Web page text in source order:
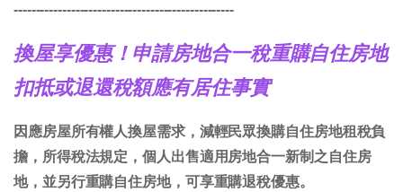
--------------------------------------------------
換屋享優惠！申請房地合一稅重購自住房地
扣抵或退還稅額應有居住事實
因應房屋所有權人換屋需求，減輕民眾換購自住房地租稅負
擔，所得稅法規定，個人出售適用房地合一新制之自住房
地，並另行重購自住房地，可享重購退稅優惠。